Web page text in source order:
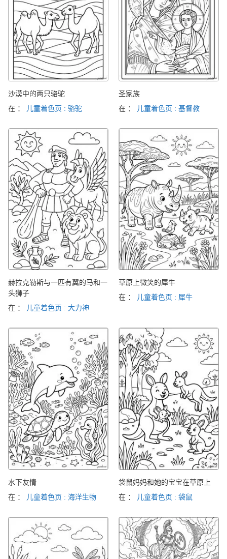
沙漠中的两只骆驼
在 ：
儿童着色页 : 骆驼
圣家族
在 ：
儿童着色页 : 基督教
赫拉克勒斯与一匹有翼的马和一
头狮子
在 ：
儿童着色页 : 大力神
草原上微笑的犀牛
在 ：
儿童着色页 : 犀牛
水下友情
在 ：
儿童着色页 : 海洋生物
袋鼠妈妈和她的宝宝在草原上
在 ：
儿童着色页 : 袋鼠